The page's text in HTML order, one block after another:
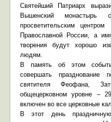
Святейший Патриарх
Вышенский монастырь
просветительским
Православной России, а
творения будут хорошо
людям.
В память об этом
совершать празднование
святителя Феофана,
общецерковном уровне –
включен во все церковные
В этот день